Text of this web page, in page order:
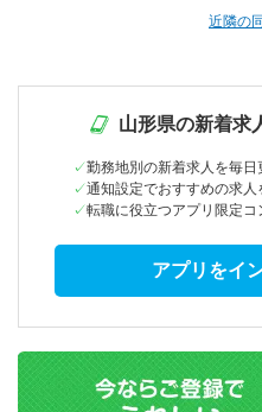
近隣の
山形県の新着求
勤務地別の新着求人を毎日
通知設定でおすすめの求人
転職に役立つアプリ限定コ
アプリをイ